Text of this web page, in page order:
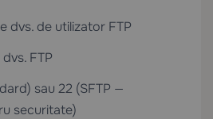
dvs. de utilizator FTP
FTP
sau 22 (SFTP —
securitate)